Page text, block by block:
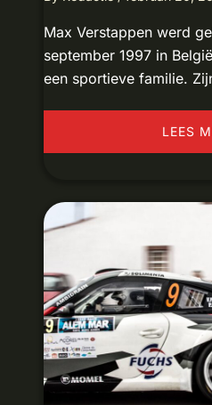
Max Verstappen werd
september 1997 in
een sportieve familie.
LEES